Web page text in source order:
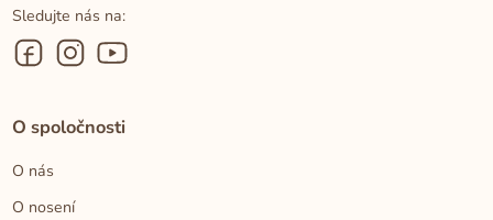
Sledujte nás na:
O spoločnosti
O nás
O nosení